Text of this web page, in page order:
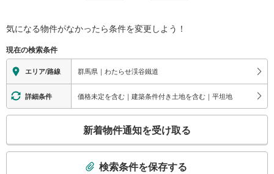
気になる物件がなかったら条件を変更しよう！
現在の検索条件
エリア/路線 群馬県｜わたらせ渓谷鐵道
詳細条件 価格未定を含む｜建築条件付き土地を含む｜平坦地
検
新着物件通知を受け取る
検索条件を保存する